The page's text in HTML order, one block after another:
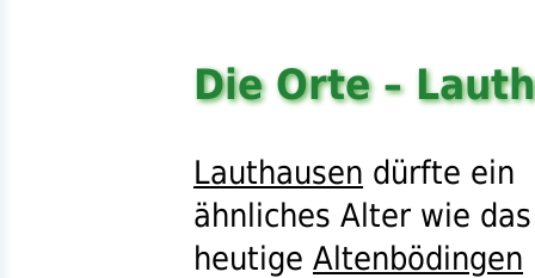
Die Orte –
Lauthausen dürfte ein
ähnliches Alter wie das
heutige Altenbödingen